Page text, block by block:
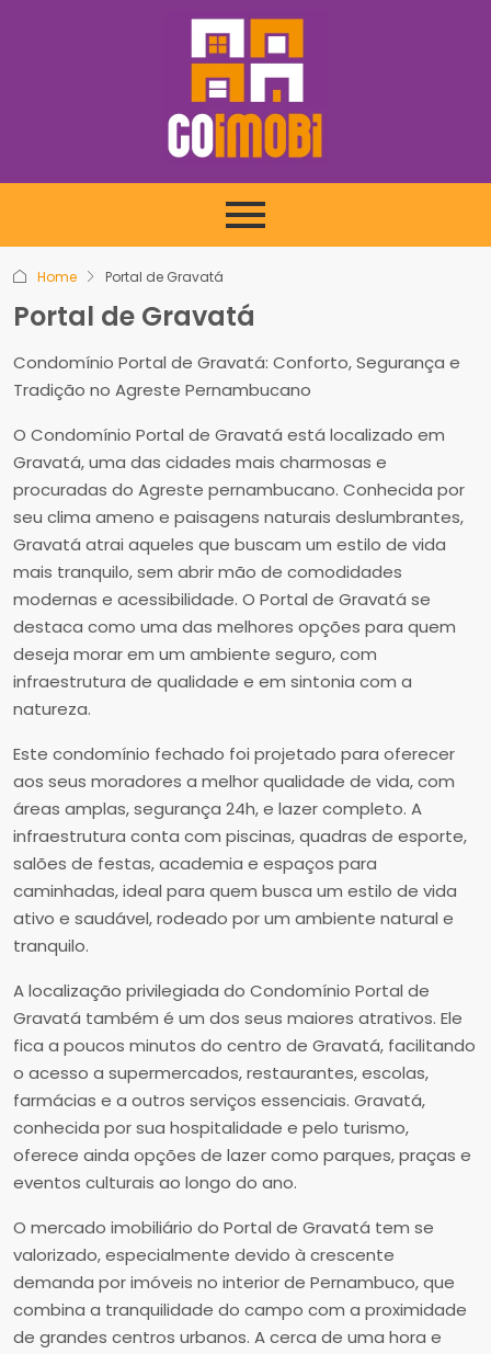
Home Portal de Gravatá
Portal de Gravatá
Condomínio Portal de Gravatá: Conforto, Segurança e
Tradição no Agreste Pernambucano
O Condomínio Portal de Gravatá está localizado em
Gravatá, uma das cidades mais charmosas e
procuradas do Agreste pernambucano. Conhecida por
seu clima ameno e paisagens naturais deslumbrantes,
Gravatá atrai aqueles que buscam um estilo de vida
mais tranquilo, sem abrir mão de comodidades
modernas e acessibilidade. O Portal de Gravatá se
destaca como uma das melhores opções para quem
deseja morar em um ambiente seguro, com
infraestrutura de qualidade e em sintonia com a
natureza.
Este condomínio fechado foi projetado para oferecer
aos seus moradores a melhor qualidade de vida, com
áreas amplas, segurança 24h, e lazer completo. A
infraestrutura conta com piscinas, quadras de esporte,
salões de festas, academia e espaços para
caminhadas, ideal para quem busca um estilo de vida
ativo e saudável, rodeado por um ambiente natural e
tranquilo.
A localização privilegiada do Condomínio Portal de
Gravatá também é um dos seus maiores atrativos. Ele
fica a poucos minutos do centro de Gravatá, facilitando
o acesso a supermercados, restaurantes, escolas,
farmácias e a outros serviços essenciais. Gravatá,
conhecida por sua hospitalidade e pelo turismo,
oferece ainda opções de lazer como parques, praças e
eventos culturais ao longo do ano.
O mercado imobiliário do Portal de Gravatá tem se
valorizado, especialmente devido à crescente
demanda por imóveis no interior de Pernambuco, que
combina a tranquilidade do campo com a proximidade
de grandes centros urbanos. A cerca de uma hora e